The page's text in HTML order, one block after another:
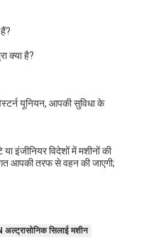
क्या है?
यूनियन, आपकी सुविधा के
इंजीनियर विदेशों में मशीनों की
आपकी तरफ से वहन की जाएगी;
सिलाई मशीन